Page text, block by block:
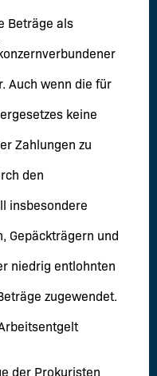
Beträge als
Auch wenn die für
keine
Zahlungen zu
den
insbesondere
Gepäckträgern und
niedrig entlohnten
zugewendet.
der Prokuristen